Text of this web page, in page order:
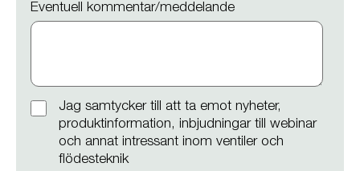
Eventuell kommentar/meddelande
Jag samtycker till att ta emot nyheter,
produktinformation, inbjudningar till webinar
och annat intressant inom ventiler och
flödesteknik